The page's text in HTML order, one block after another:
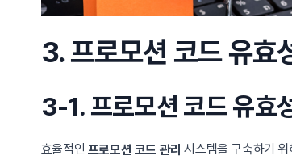
3. 프로모션 코드 유효
3-1. 프로모션 코드 유효
효율적인 프로모션 코드 관리 시스템을 구축하기